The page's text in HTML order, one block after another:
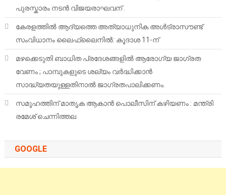
പുരസ്കാരം നടൻ വിജയരാഘവന് .
കേരളത്തിൽ ആദ്യത്തെ അത്യാധുനിക അൾട്രാസൗണ്ട്
സംവിധാനം ലൈഫ്‌ലൈനിൽ: കൂദാശ 11-ന്
മഴക്കെടുതി ബാധിത പ്രദേശങ്ങളിൽ ആരോഗ്യ ജാഗ്രത
വേണം ; പാമ്പുകളുടെ ശല്യം വർദ്ധിക്കാൻ
സാദ്ധ്യതയുള്ളതിനാൽ ജാഗ്രതപാലിക്കണം.
സമൂഹത്തിന് മാതൃക ആകാൻ പൊലീസിന് കഴിയണം : മന്ത്രി
രമേശ് ചെന്നിത്തല
GOOGLE